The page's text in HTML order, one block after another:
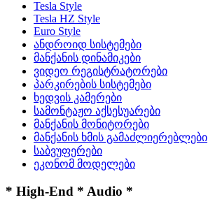
Tesla Style
Tesla HZ Style
Euro Style
ანდროიდ სისტემები
მანქანის დინამიკები
ვიდეო რეგისტრატორები
პარკირების სისტემები
ხედვის კამერები
სამონტაჟო აქსესუარები
მანქანის მონიტორები
მანქანის ხმის გამაძლიერებლები
საბვუფერები
ეკონომ მოდელები
* High-End * Audio *